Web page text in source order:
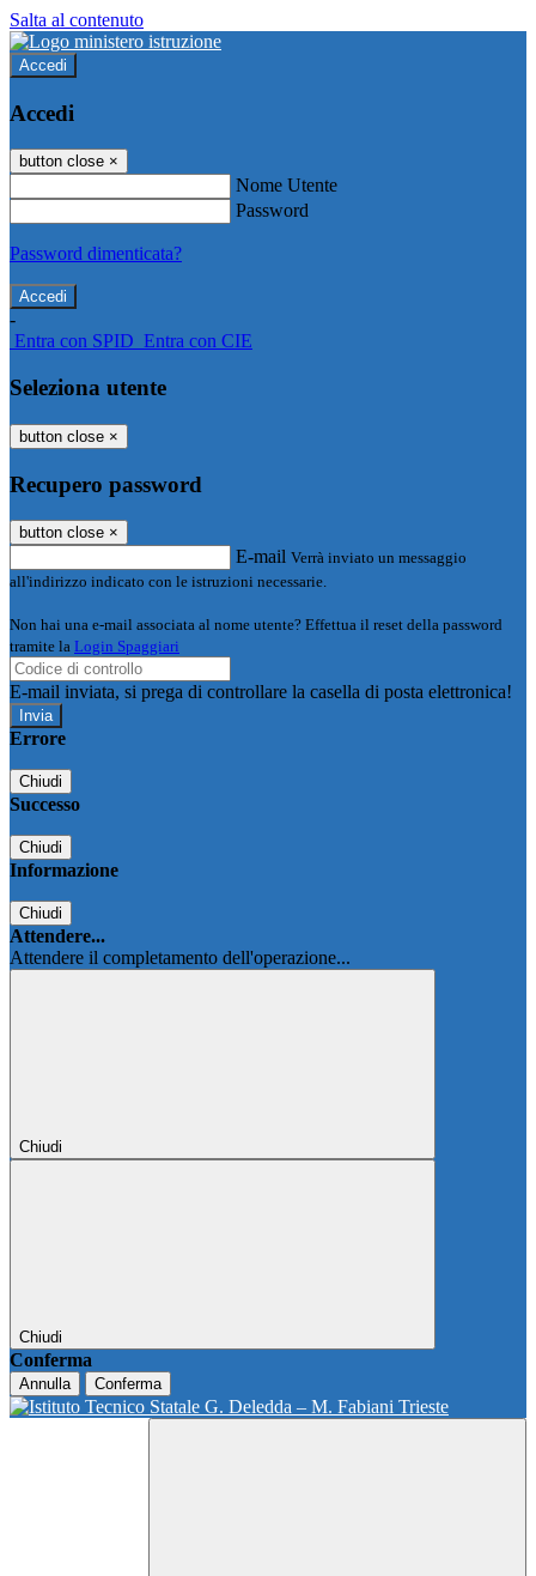
Salta al contenuto
Accedi
Accedi
button close ×
Nome Utente
Password
Password dimenticata?
-
Entra con SPID Entra con CIE
Seleziona utente
button close ×
Recupero password
button close ×
E-mail Verrà inviato un messaggio
all'indirizzo indicato con le istruzioni necessarie.
Non hai una e-mail associata al nome utente? Effettua il reset della password
tramite la Login Spaggiari
E-mail inviata, si prega di controllare la casella di posta elettronica!
Errore
Chiudi
Successo
Chiudi
Informazione
Chiudi
Attendere...
Attendere il completamento dell'operazione...
Chiudi
Chiudi
Conferma
Annulla Conferma